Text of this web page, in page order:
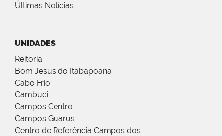
Últimas Notícias
UNIDADES
Reitoria
Bom Jesus do Itabapoana
Cabo Frio
Cambuci
Campos Centro
Campos Guarus
Centro de Referência Campos dos